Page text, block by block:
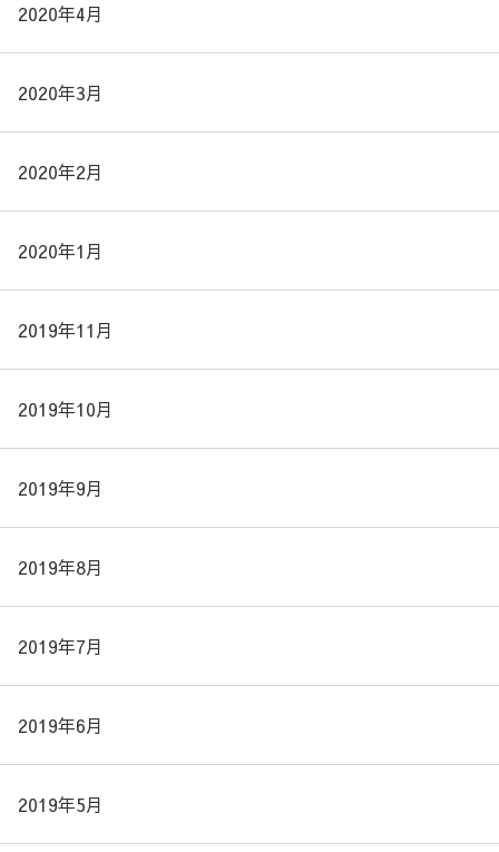
2020年4月
2020年3月
2020年2月
2020年1月
2019年11月
2019年10月
2019年9月
2019年8月
2019年7月
2019年6月
2019年5月